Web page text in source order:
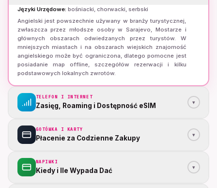
Języki Urzędowe: bośniacki, chorwacki, serbski
Angielski jest powszechnie używany w branży turystycznej,
zwłaszcza przez młodsze osoby w Sarajevo, Mostarze i
głównych obszarach odwiedzanych przez turystów. W
mniejszych miastach i na obszarach wiejskich znajomość
angielskiego może być ograniczona, dlatego pomocne jest
posiadanie map offline, szczegółów rezerwacji i kilku
podstawowych lokalnych zwrotów.
TELEFON I INTERNET
Zasięg, Roaming i Dostępność eSIM ▾
GOTÓWKA I KARTY
Płacenie za Codzienne Zakupy ▾
NAPIWKI
Kiedy i Ile Wypada Dać ▾